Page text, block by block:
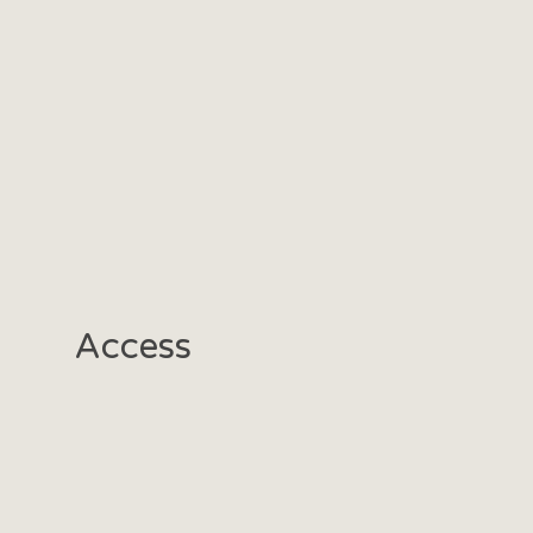
Access